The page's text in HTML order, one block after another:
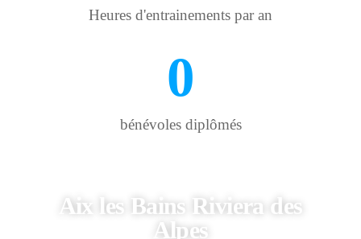
Heures d'entrainements par an
bénévoles diplômés
0
Aix les Bains Riviera des
Alpes